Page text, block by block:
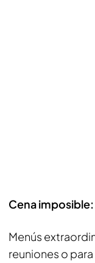
Cena imposible:
Menús
reuniones o